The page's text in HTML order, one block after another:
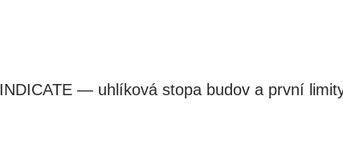
— uhlíková stopa budov a první